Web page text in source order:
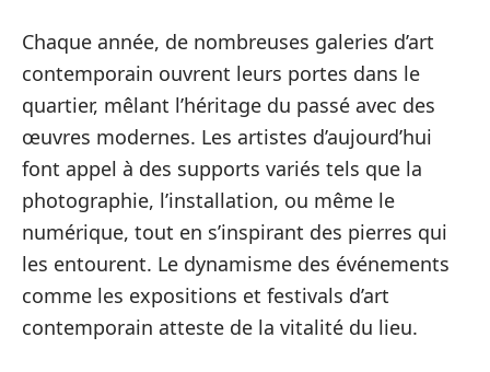
Chaque année, de nombreuses galeries d’art
contemporain ouvrent leurs portes dans le
quartier, mêlant l’héritage du passé avec des
œuvres modernes. Les artistes d’aujourd’hui
font appel à des supports variés tels que la
photographie, l’installation, ou même le
numérique, tout en s’inspirant des pierres qui
les entourent. Le dynamisme des événements
comme les expositions et festivals d’art
contemporain atteste de la vitalité du lieu.